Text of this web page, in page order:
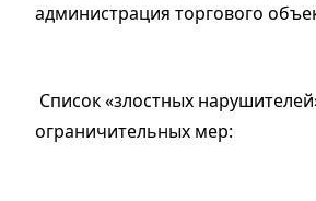
администрация торгового
Список «злостных
ограничительных мер: